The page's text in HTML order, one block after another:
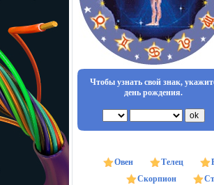
Чтобы узнать свой знак,
день рождения.
Овен Телец
Скорпион